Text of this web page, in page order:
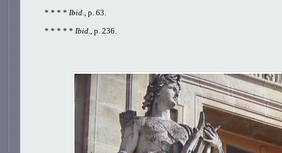
* * * * Ibid., p. 63.
* * * * * Ibid., p. 236.